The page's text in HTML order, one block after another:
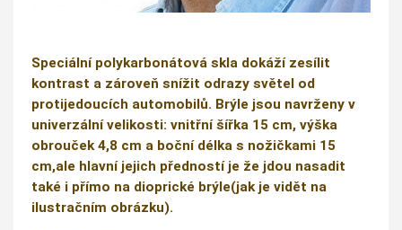
Speciální polykarbonátová skla dokáží zesílit
kontrast a zároveň snížit odrazy světel od
protijedoucích automobilů. Brýle jsou navrženy v
univerzální velikosti: vnitřní šířka 15 cm, výška
obrouček 4,8 cm a boční délka s nožičkami 15
cm,ale hlavní jejich předností je že jdou nasadit
také i přímo na dioprické brýle(jak je vidět na
ilustračním obrázku).